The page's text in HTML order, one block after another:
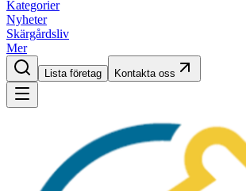
Kategorier
Nyheter
Skärgårdsliv
Mer
Lista företag Kontakta oss